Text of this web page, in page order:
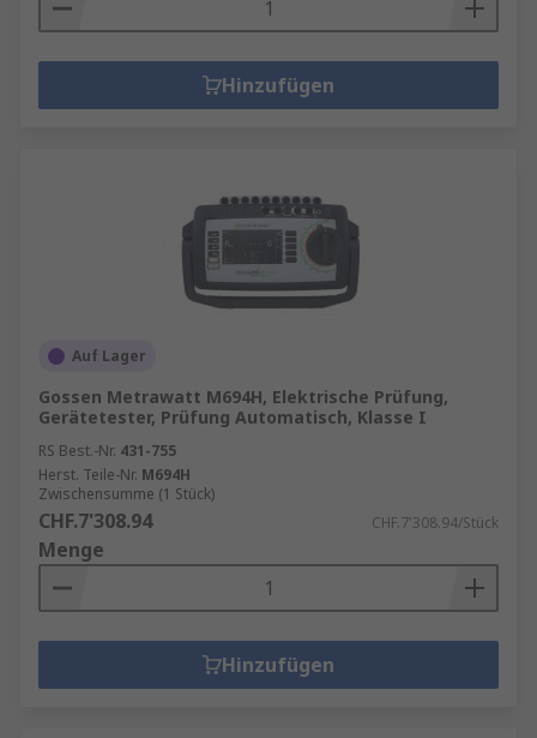
Hinzufügen
Auf Lager
Gossen Metrawatt M694H, Elektrische Prüfung,
Gerätetester, Prüfung Automatisch, Klasse I
RS Best.-Nr. 431-755
Herst. Teile-Nr. M694H
Zwischensumme (1 Stück)
CHF.7'308.94 CHF.7'308.94/Stück
Menge
Hinzufügen